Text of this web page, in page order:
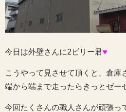
今日は外壁さんに2ビリー君♥
こうやって見させて頂くと、倉庫
端から端まで走ったらきっとゼー
今回たくさんの職人さんが頑張っ